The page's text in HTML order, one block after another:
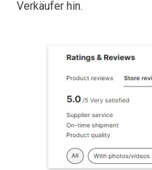
Verkäufer hin.